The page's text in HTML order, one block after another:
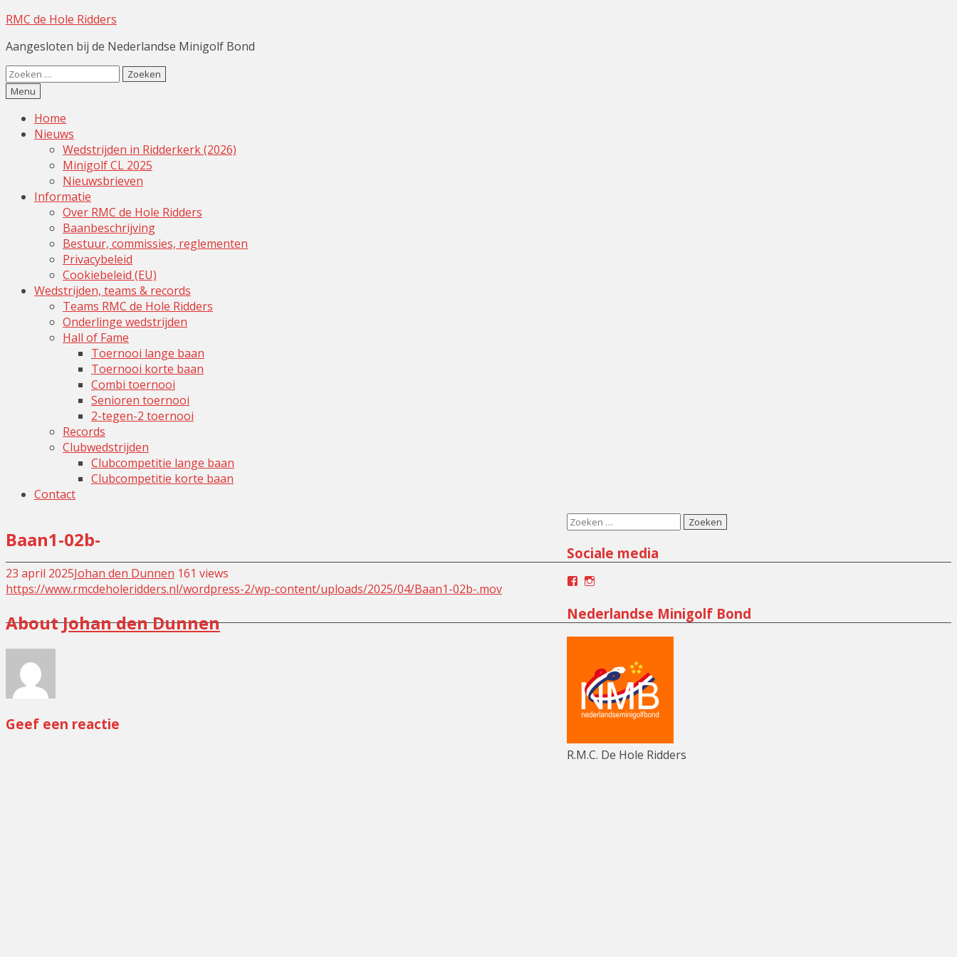
RMC de Hole Ridders
Aangesloten bij de Nederlandse Minigolf Bond
Zoeken
naar:
Menu
Home
Nieuws
Wedstrijden in Ridderkerk (2026)
Minigolf CL 2025
Nieuwsbrieven
Informatie
Over RMC de Hole Ridders
Baanbeschrijving
Bestuur, commissies, reglementen
Privacybeleid
Cookiebeleid (EU)
Wedstrijden, teams & records
Teams RMC de Hole Ridders
Onderlinge wedstrijden
Hall of Fame
Toernooi lange baan
Toernooi korte baan
Combi toernooi
Senioren toernooi
2-tegen-2 toernooi
Records
Clubwedstrijden
Clubcompetitie lange baan
Clubcompetitie korte baan
Contact
Baan1-02b-
23 april 2025Johan den Dunnen Leave
a
161 views
https://www.rmcdeholeridders.nl/wordpress-2/wp-content/uploads/2025/04/Baan1-02b-.mov
AboutJohan den Dunnen
Geef een reactie
Zoeken
Sociale media
Facebook
Nederlandse Minigolf Bond
R.M.C. De Hole Ridders